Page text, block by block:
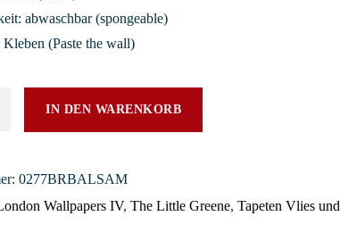
abwaschbar (spongeable)
(Paste the wall)
IN DEN WARENKORB
0277BRBALSAM
Wallpapers IV,The Little Greene,Tapeten Vlies und